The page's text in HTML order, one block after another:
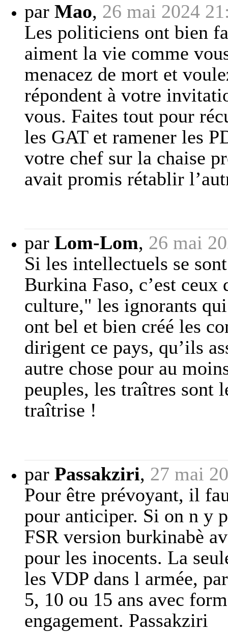
par Mao, 26 mai 2024
Les politiciens ont bien
aiment la vie comme
menacez de mort et
répondent à votre
vous. Faites tout pour
les GAT et ramener les
votre chef sur la chaise
avait promis rétablir
par Lom-Lom, 26 mai
Si les intellectuels se
Burkina Faso, c’est ceux
culture," les ignorants
ont bel et bien créé les
dirigent ce pays, qu’ils
autre chose pour au
peuples, les traîtres sont
traîtrise !
par Passakziri, 27 mai
Pour être prévoyant, il
pour anticiper. Si on n y
FSR version burkinabè
pour les inocents. La
les VDP dans l armée,
5, 10 ou 15 ans avec
engagement. Passakziri